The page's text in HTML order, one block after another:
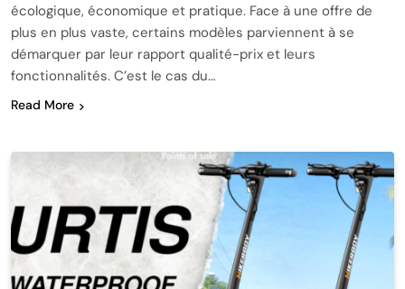
écologique, économique et pratique. Face à une offre de
plus en plus vaste, certains modèles parviennent à se
démarquer par leur rapport qualité-prix et leurs
fonctionnalités. C’est le cas du…
Read More